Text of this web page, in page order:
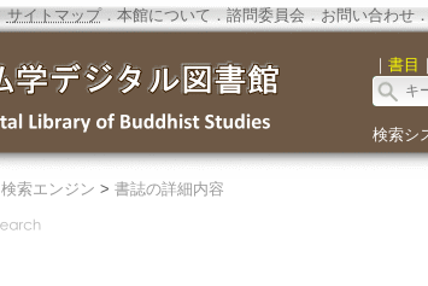
サイトマップ．本館について ． 諮問委員会． お問い合わせ．
｜ 書目 ｜
検索シ
検索エンジン > 書誌の詳細内容